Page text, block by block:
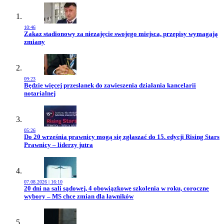
10:46
Przejdź do artykułu:
Zakaz stadionowy za niezajęcie swojego miejsca, przepisy wymagają
zmiany
09:23
Przejdź do artykułu:
Będzie więcej przesłanek do zawieszenia działania kancelarii
notarialnej
05:26
Przejdź do artykułu:
Do 20 września prawnicy mogą się zgłaszać do 15. edycji Rising Stars
Prawnicy – liderzy jutra
07.08.2026 | 16:10
Przejdź do artykułu:
20 dni na sali sądowej, 4 obowiązkowe szkolenia w roku, coroczne
wybory – MS chce zmian dla ławników